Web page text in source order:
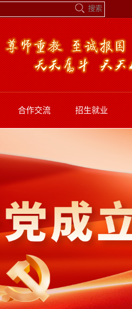
合作交流 招生就业